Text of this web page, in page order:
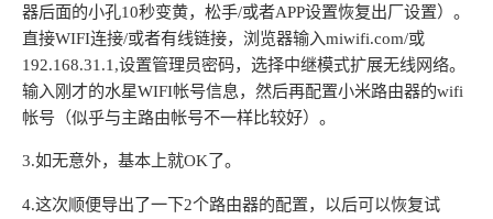
器后面的小孔10秒变黄，松手/或者APP设置恢复出厂设置）。
直接WIFI连接/或者有线链接，浏览器输入miwifi.com/或
192.168.31.1,设置管理员密码，选择中继模式扩展无线网络。
输入刚才的水星WIFI帐号信息，然后再配置小米路由器的wifi
帐号（似乎与主路由帐号不一样比较好）。
3.如无意外，基本上就OK了。
4.这次顺便导出了一下2个路由器的配置，以后可以恢复试